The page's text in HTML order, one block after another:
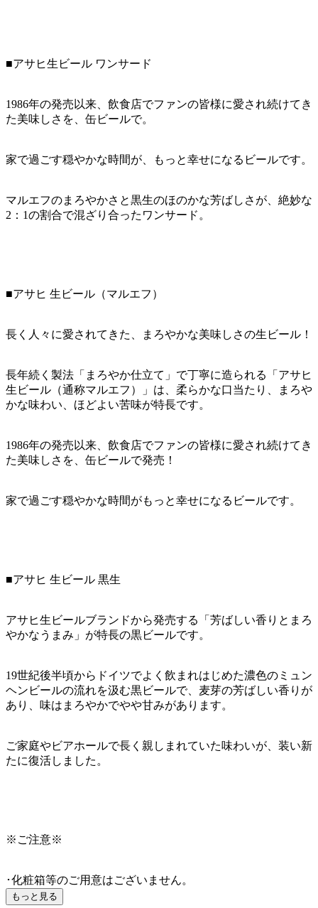
■アサヒ生ビール ワンサード
1986年の発売以来、飲食店でファンの皆様に愛され続けてき
た美味しさを、缶ビールで。
家で過ごす穏やかな時間が、もっと幸せになるビールです。
マルエフのまろやかさと黒生のほのかな芳ばしさが、絶妙な
2：1の割合で混ざり合ったワンサード。
■アサヒ 生ビール（マルエフ）
長く人々に愛されてきた、まろやかな美味しさの生ビール！
長年続く製法「まろやか仕立て」で丁寧に造られる「アサヒ
生ビール（通称マルエフ）」は、柔らかな口当たり、まろや
かな味わい、ほどよい苦味が特長です。
1986年の発売以来、飲食店でファンの皆様に愛され続けてき
た美味しさを、缶ビールで発売！
家で過ごす穏やかな時間がもっと幸せになるビールです。
■アサヒ 生ビール 黒生
アサヒ生ビールブランドから発売する「芳ばしい香りとまろ
やかなうまみ」が特長の黒ビールです。
19世紀後半頃からドイツでよく飲まれはじめた濃色のミュン
ヘンビールの流れを汲む黒ビールで、麦芽の芳ばしい香りが
あり、味はまろやかでやや甘みがあります。
ご家庭やビアホールで長く親しまれていた味わいが、装い新
たに復活しました。
※ご注意※
･化粧箱等のご用意はございません。
もっと見る